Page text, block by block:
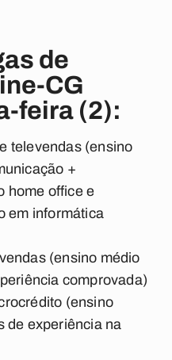
de
CG
feira (2):
televendas (ensino
+
home office e
em informática
(ensino médio
comprovada)
(ensino
de experiência na